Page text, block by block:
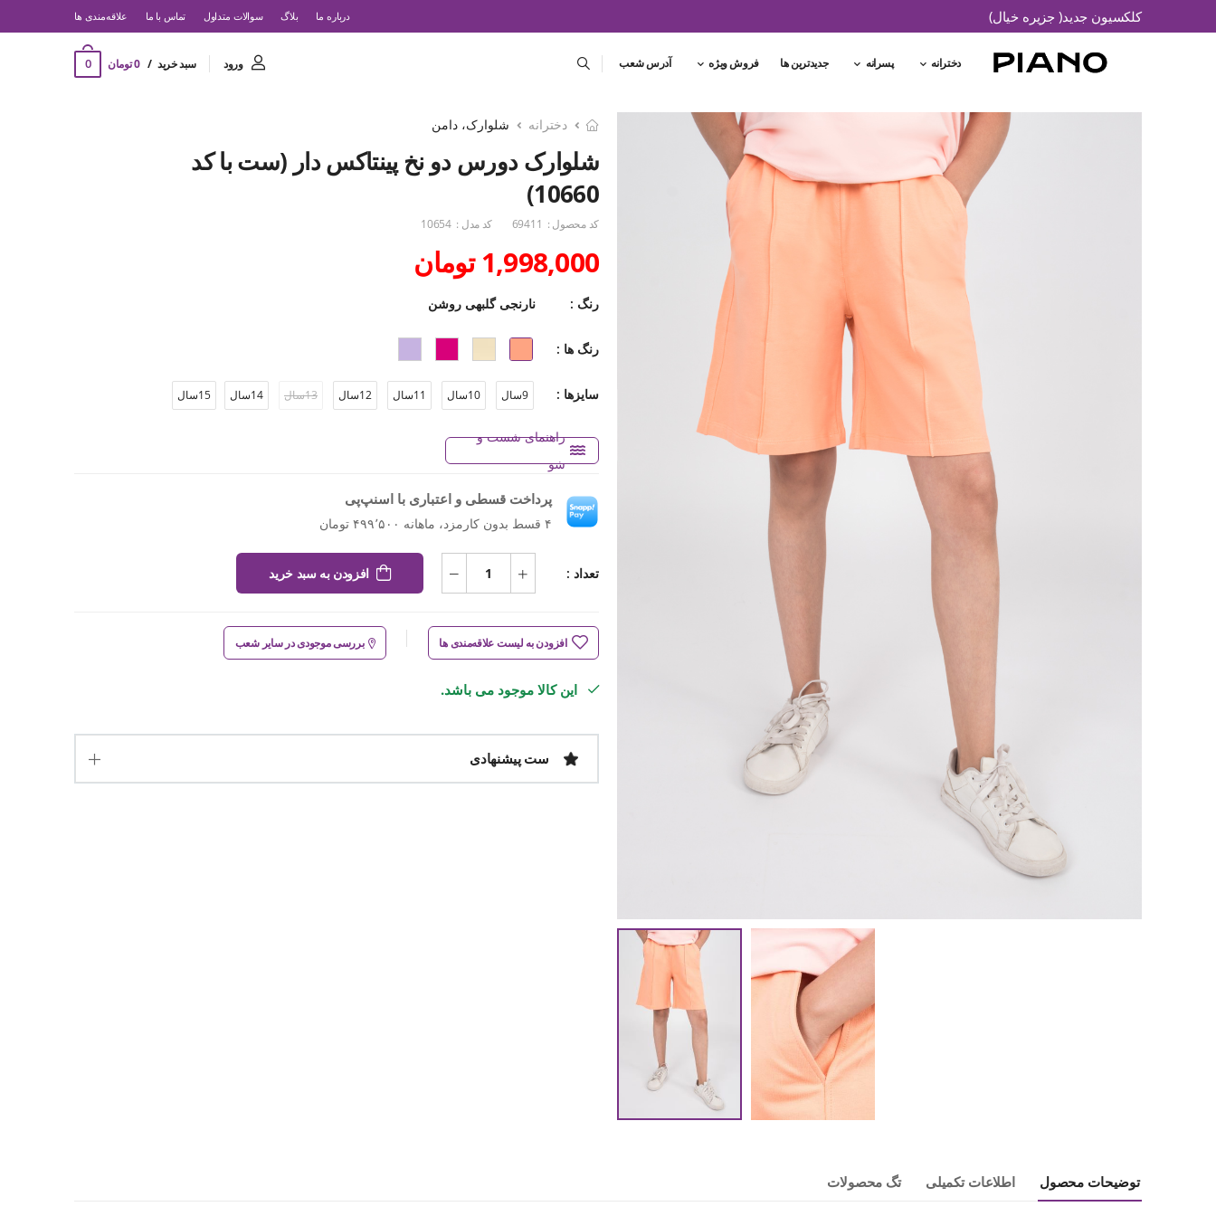
کلکسیون جدید( جزیره خیال) درباره ما بلاگ سوالات متداول تماس با ما ‌علاقه‌مندی ها
دخترانه پسرانه جدیدترین ها فروش ویژه آدرس شعب ورود سبد خرید 0 تومان 0
دخترانه شلوارک، دامن
شلوارک دورس دو نخ پینتاکس دار (ست با کد
10660)
کد محصول : 69411 کد مدل : 10654
1,998,000 تومان
رنگ : نارنجی گلبهی روشن
رنگ ها :
سایزها : 9سال 10سال 11سال 12سال 13سال 14سال 15سال
راهنمای شست و
شو
پرداخت قسطی و اعتباری با اسنپ‌پی
۴ قسط بدون کارمزد، ماهانه ۴۹۹٬۵۰۰ تومان
تعداد : افزودن به سبد خرید
افزودن به لیست علاقه‌مندی ها بررسی موجودی در سایر شعب
این کالا موجود می باشد.
ست پیشنهادی
توضیحات محصول اطلاعات تکمیلی تگ محصولات